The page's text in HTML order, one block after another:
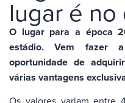
lugar é
O lugar para a época
estádio. Vem fazer
oportunidade de
várias vantagens